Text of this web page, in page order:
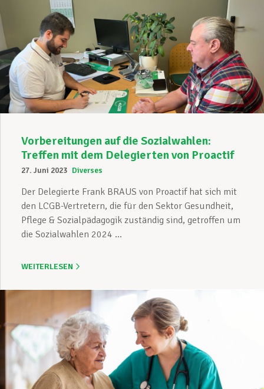
Vorbereitungen auf die Sozialwahlen:
Treffen mit dem Delegierten von Proactif
27. Juni 2023 Diverses
Der Delegierte Frank BRAUS von Proactif hat sich mit
den LCGB-Vertretern, die für den Sektor Gesundheit,
Pflege & Sozialpädagogik zuständig sind, getroffen um
die Sozialwahlen 2024 ...
WEITERLESEN